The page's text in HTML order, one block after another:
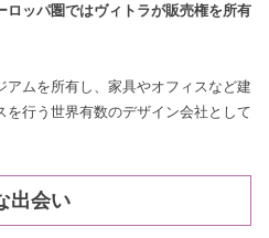
ロッパ圏ではヴィトラが販売権を所有
ムを所有し、家具やオフィスなど建
行う世界有数のデザイン会社として
出会い